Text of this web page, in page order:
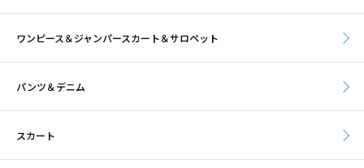
ワンピース＆ジャンパースカート＆サロペット
パンツ＆デニム
スカート